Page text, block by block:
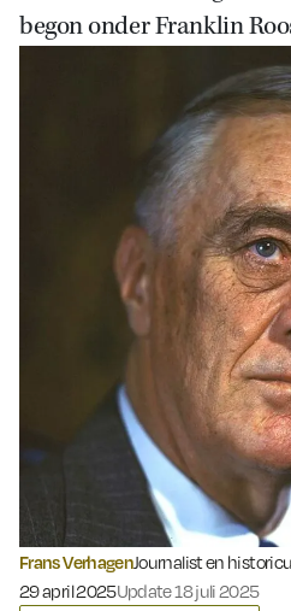
begon onder Franklin
Frans VerhagenJournalist en
Gepubliceerd op:
29 april 2025Update 18 juli 2025